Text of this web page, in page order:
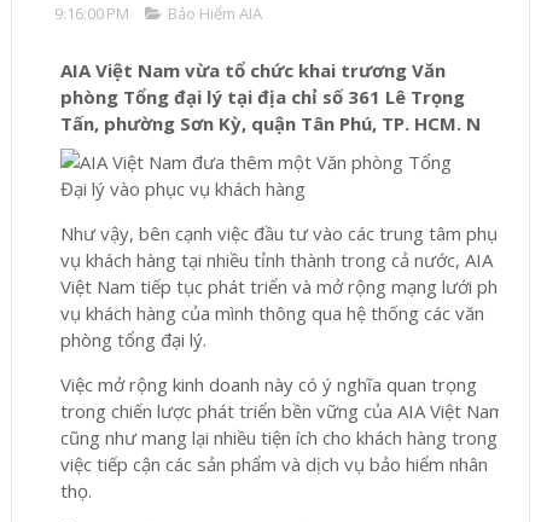
9:16:00 PM Bảo Hiểm AIA
AIA Việt Nam vừa tổ chức khai trương Văn
phòng Tổng đại lý tại địa chỉ số 361 Lê Trọng
Tấn, phường Sơn Kỳ, quận Tân Phú, TP. HCM. N
Như vậy, bên cạnh việc đầu tư vào các trung tâm phục
vụ khách hàng tại nhiều tỉnh thành trong cả nước, AIA
Việt Nam tiếp tục phát triển và mở rộng mạng lưới phục
vụ khách hàng của mình thông qua hệ thống các văn
phòng tổng đại lý.
Việc mở rộng kinh doanh này có ý nghĩa quan trọng
trong chiến lược phát triển bền vững của AIA Việt Nam,
cũng như mang lại nhiều tiện ích cho khách hàng trong
việc tiếp cận các sản phẩm và dịch vụ bảo hiểm nhân
thọ.